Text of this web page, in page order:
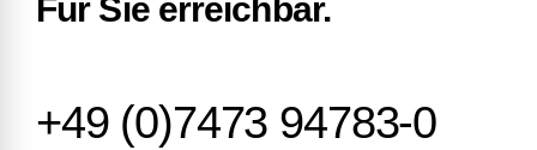
Für Sie erreichbar.
+49 (0)7473 94783-0